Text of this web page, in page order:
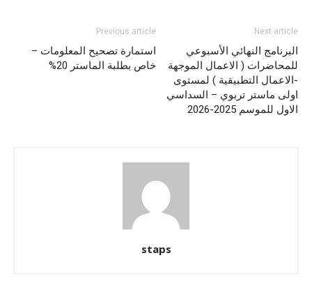
Previous article
استمارة تصحيح المعلومات –
خاص بطلبة الماستر 20%
Next article
البرنامج النهائي الأسبوعي
للمحاضرات ( الاعمال الموجهة
-الاعمال التطبيقية ) لمستوى
اولى ماستر تربوي – السداسي
الاول للموسم 2025-2026
staps